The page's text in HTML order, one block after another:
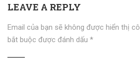
LEAVE A REPLY
Email của bạn sẽ không được hiển thị
bắt buộc được đánh dấu *